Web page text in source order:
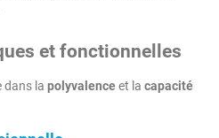
et fonctionnelles
dans la polyvalenceet la capacité